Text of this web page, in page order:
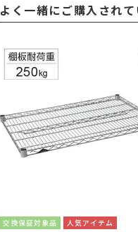
よく一緒にご購入され
交換保証対象品 人気アイテム